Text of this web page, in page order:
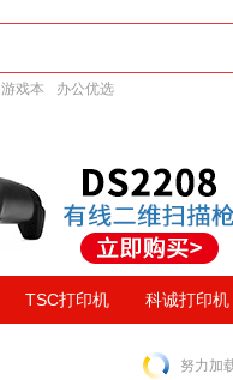
游戏本 办公优选
TSC打印机 科诚打印机
努力加